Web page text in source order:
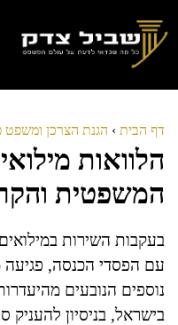
לתוכן
דף הבית › הגנת הצרכן ומשפט
הלוואות
המשפטית
בעקבות השירות
עם הפסדי הכנסה, פגיעה
נוספים הנובעים
בישראל, בניסיון להעניק